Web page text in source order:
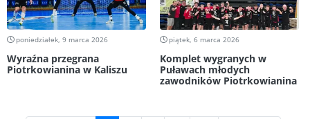
poniedziałek, 9 marca 2026
Wyraźna przegrana
Piotrkowianina w Kaliszu
piątek, 6 marca 2026
Komplet wygranych w
Puławach młodych
zawodników Piotrkowianina